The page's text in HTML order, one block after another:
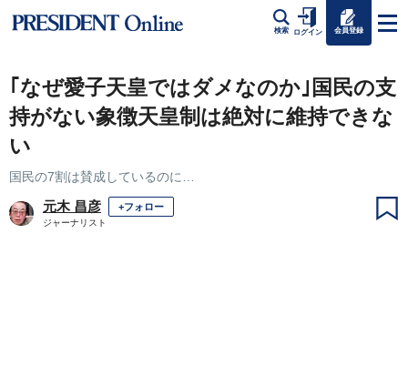
検索 ログイン 会員登録
｢なぜ愛子天皇ではダメなのか｣国民の支
持がない象徴天皇制は絶対に維持できな
い
国民の7割は賛成しているのに…
元木 昌彦 +フォロー
ジャーナリスト